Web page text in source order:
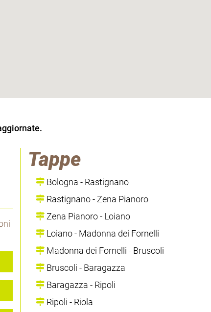
Tappe
Bologna - Rastignano
Rastignano - Zena Pianoro
Zena Pianoro - Loiano
Loiano - Madonna dei Fornelli
Madonna dei Fornelli - Bruscoli
Bruscoli - Baragazza
Baragazza - Ripoli
Ripoli - Riola